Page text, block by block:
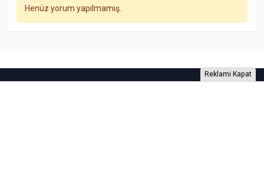
Henüz yorum yapılmamış.
Reklami Kapat